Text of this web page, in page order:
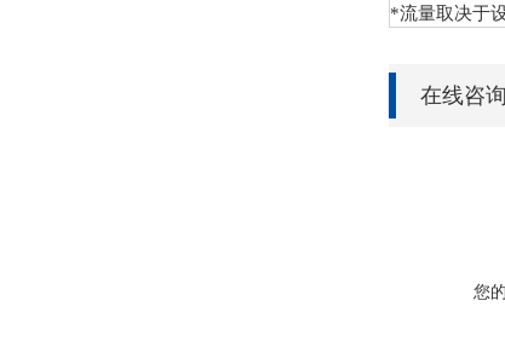
*流量取决于
在线咨询
您